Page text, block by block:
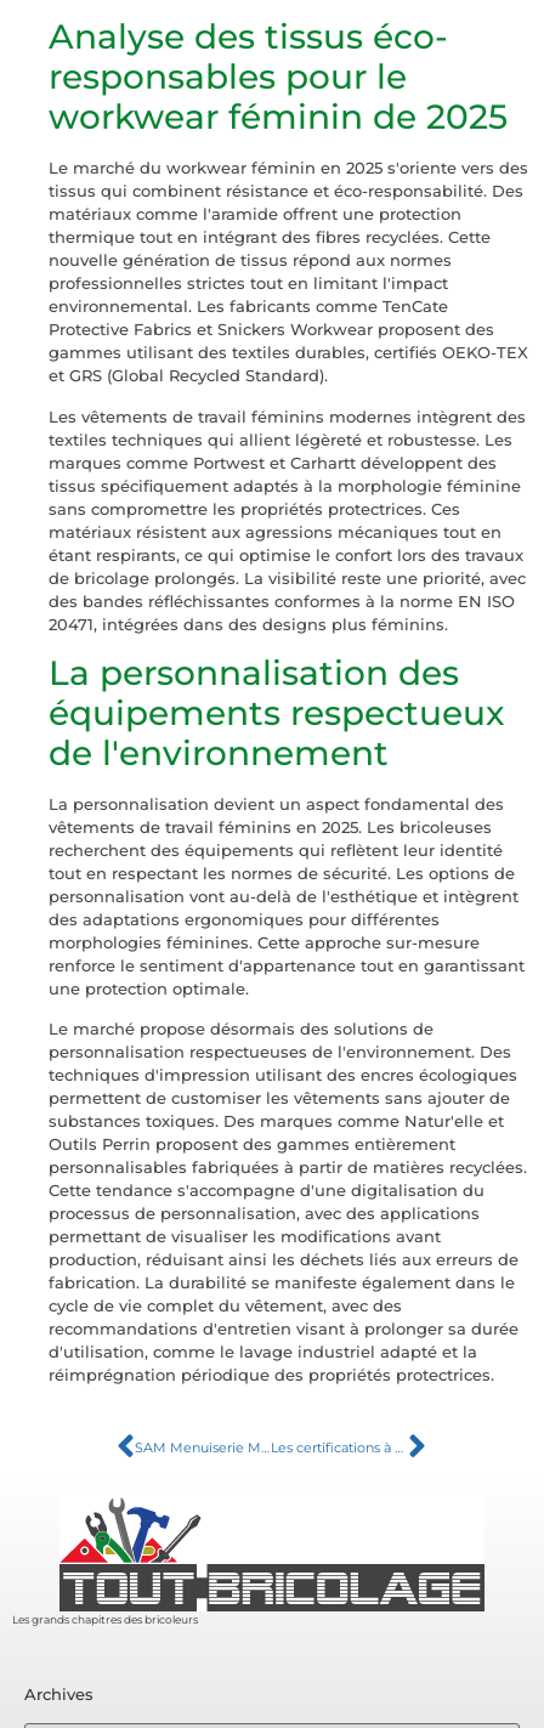
Analyse des tissus éco-
responsables pour le
workwear féminin de 2025
Le marché du workwear féminin en 2025 s'oriente vers des
tissus qui combinent résistance et éco-responsabilité. Des
matériaux comme l'aramide offrent une protection
thermique tout en intégrant des fibres recyclées. Cette
nouvelle génération de tissus répond aux normes
professionnelles strictes tout en limitant l'impact
environnemental. Les fabricants comme TenCate
Protective Fabrics et Snickers Workwear proposent des
gammes utilisant des textiles durables, certifiés OEKO-TEX
et GRS (Global Recycled Standard).
Les vêtements de travail féminins modernes intègrent des
textiles techniques qui allient légèreté et robustesse. Les
marques comme Portwest et Carhartt développent des
tissus spécifiquement adaptés à la morphologie féminine
sans compromettre les propriétés protectrices. Ces
matériaux résistent aux agressions mécaniques tout en
étant respirants, ce qui optimise le confort lors des travaux
de bricolage prolongés. La visibilité reste une priorité, avec
des bandes réfléchissantes conformes à la norme EN ISO
20471, intégrées dans des designs plus féminins.
La personnalisation des
équipements respectueux
de l'environnement
La personnalisation devient un aspect fondamental des
vêtements de travail féminins en 2025. Les bricoleuses
recherchent des équipements qui reflètent leur identité
tout en respectant les normes de sécurité. Les options de
personnalisation vont au-delà de l'esthétique et intègrent
des adaptations ergonomiques pour différentes
morphologies féminines. Cette approche sur-mesure
renforce le sentiment d'appartenance tout en garantissant
une protection optimale.
Le marché propose désormais des solutions de
personnalisation respectueuses de l'environnement. Des
techniques d'impression utilisant des encres écologiques
permettent de customiser les vêtements sans ajouter de
substances toxiques. Des marques comme Natur'elle et
Outils Perrin proposent des gammes entièrement
personnalisables fabriquées à partir de matières recyclées.
Cette tendance s'accompagne d'une digitalisation du
processus de personnalisation, avec des applications
permettant de visualiser les modifications avant
production, réduisant ainsi les déchets liés aux erreurs de
fabrication. La durabilité se manifeste également dans le
cycle de vie complet du vêtement, avec des
recommandations d'entretien visant à prolonger sa durée
d'utilisation, comme le lavage industriel adapté et la
réimprégnation périodique des propriétés protectrices.
Les grands chapitres des bricoleurs
Archives